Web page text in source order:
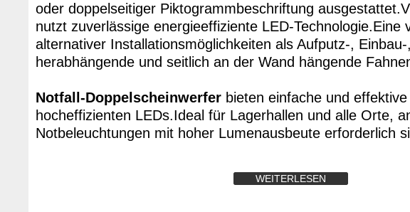
oder doppelseitiger Piktogrammbeschriftung
nutzt zuverlässige energieeffiziente LED-Technologie.Eine
alternativer Installationsmöglichkeiten als Aufputz-,
herabhängende und seitlich an der Wand hängende
Notfall-Doppelscheinwerfer bieten einfache und
hocheffizienten LEDs.Ideal für Lagerhallen und alle Orte,
Notbeleuchtungen mit hoher Lumenausbeute erforderlich
WEITERLESEN